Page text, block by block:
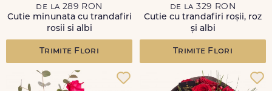
de la 289 RON
Cutie minunata cu trandafiri
rosii si albi
Trimite Flori
de la 329 RON
Cutie cu trandafiri roșii, roz
și albi
Trimite Flori